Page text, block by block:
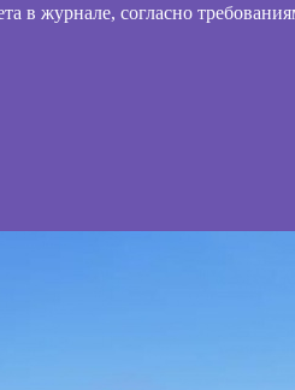
в журнале, согласно